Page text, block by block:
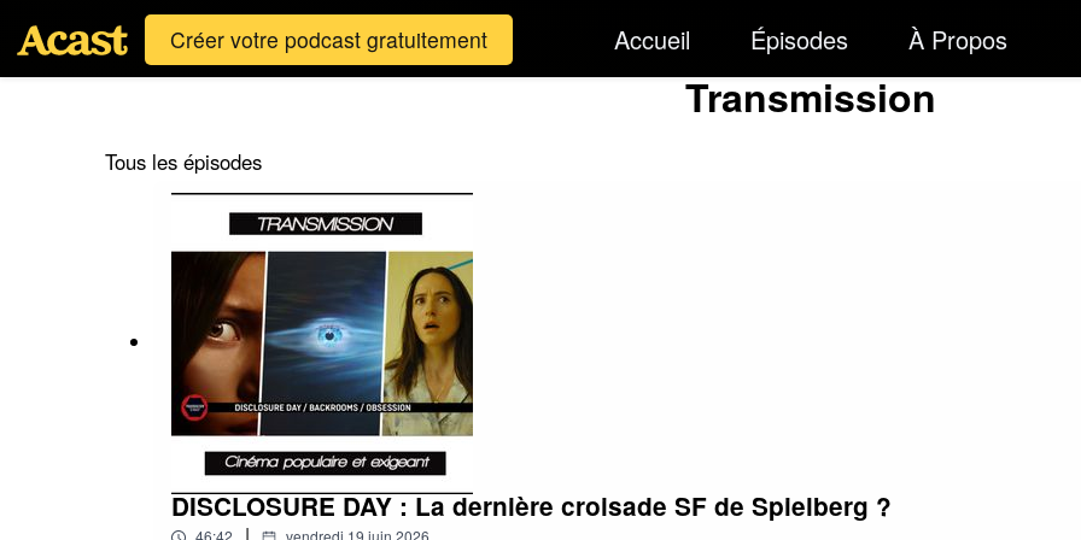
Créer votre podcast gratuitement Accueil Épisodes À Propos
Transmission
Tous les épisodes
DISCLOSURE DAY : La dernière croisade SF de Spielberg ?